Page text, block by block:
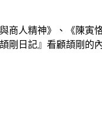
商人精神》、《陳
日記』看顧頡剛的